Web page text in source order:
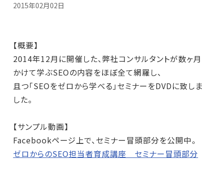
2015年02月02日
【概要】
2014年12月に開催した、弊社コンサルタントが数ヶ月
かけて学ぶSEOの内容をほぼ全て網羅し、
且つ「SEOをゼロから学べる」セミナーをDVDに致しま
した。
【サンプル動画】
Facebookページ上で、セミナー冒頭部分を公開中。
ゼロからのSEO担当者育成講座 セミナー冒頭部分